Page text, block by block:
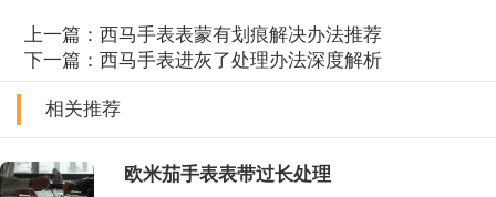
上一篇：西马手表表蒙有划痕解决办法推荐
下一篇：西马手表进灰了处理办法深度解析
相关推荐
欧米茄手表表带过长处理